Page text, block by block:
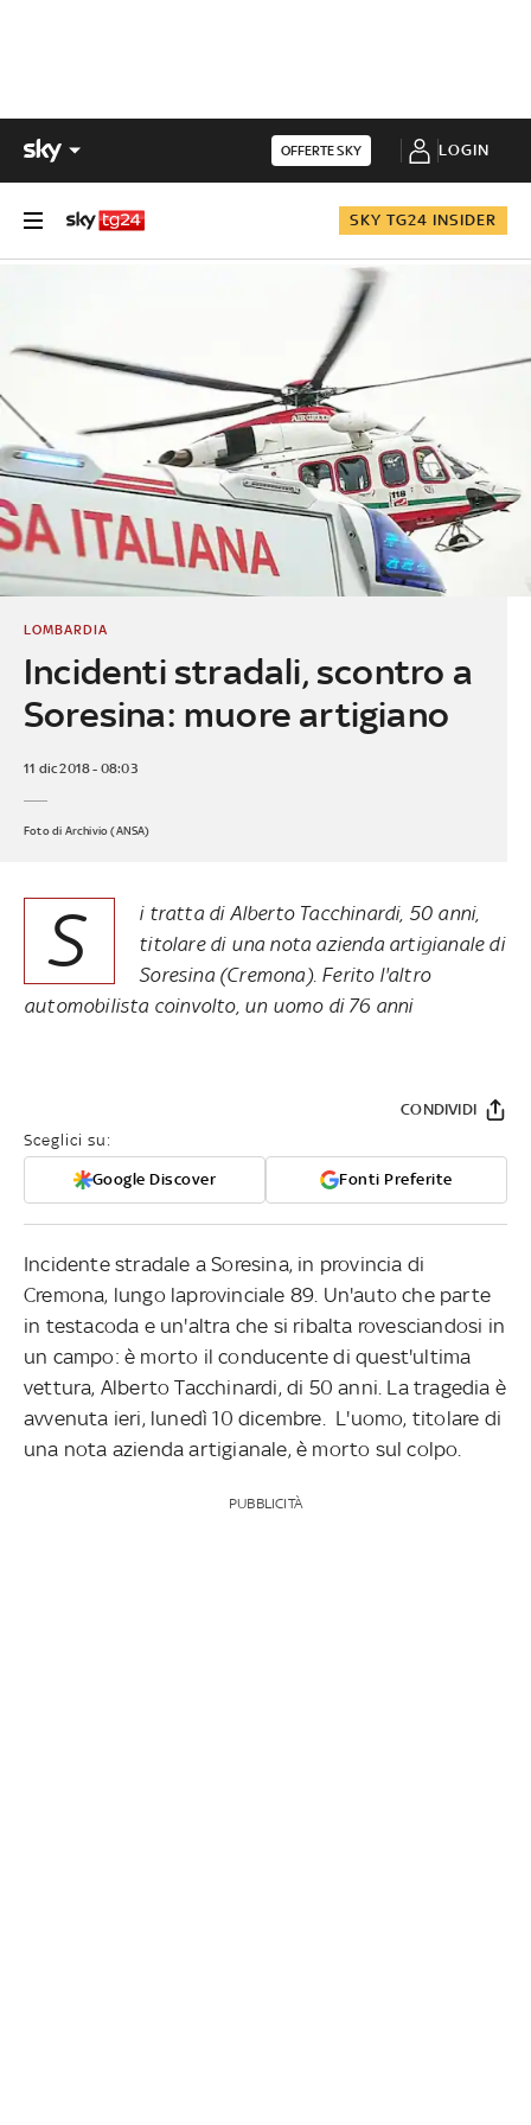
OFFERTE SKY LOGIN
SKY TG24 INSIDER
Incidenti stradali, scontro a
Soresina: muore artigiano
LOMBARDIA
11 dic 2018 - 08:03
Foto di Archivio (ANSA)
S
i tratta di Alberto Tacchinardi, 50 anni,
titolare di una nota azienda artigianale di
Soresina (Cremona). Ferito l'altro
automobilista coinvolto, un uomo di 76 anni
Sceglici su:
Google Discover Fonti Preferite
CONDIVIDI
Incidente stradale a Soresina, in provincia di
Cremona, lungo laprovinciale 89. Un'auto che parte
in testacoda e un'altra che si ribalta rovesciandosi in
un campo: è morto il conducente di quest'ultima
vettura, Alberto Tacchinardi, di 50 anni. La tragedia è
avvenuta ieri, lunedì 10 dicembre. L'uomo, titolare di
una nota azienda artigianale, è morto sul colpo.
PUBBLICITÀ